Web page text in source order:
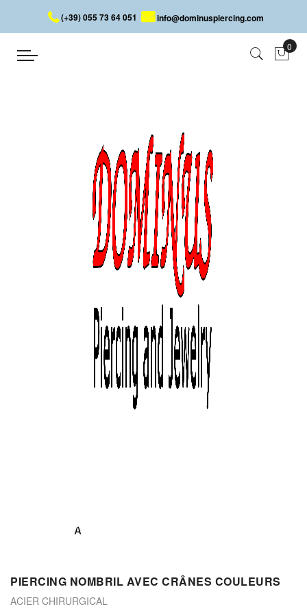
(+39) 055 73 64 051 info@dominuspiercing.com
PIERCING NOMBRIL AVEC
CRÂNES COULEURS
PIERCING NOMBRIL AVEC CRÂNES COULEURS
PIERCING NOMBRIL AVEC CRÂNES COULEURS
ACIER CHIRURGICAL